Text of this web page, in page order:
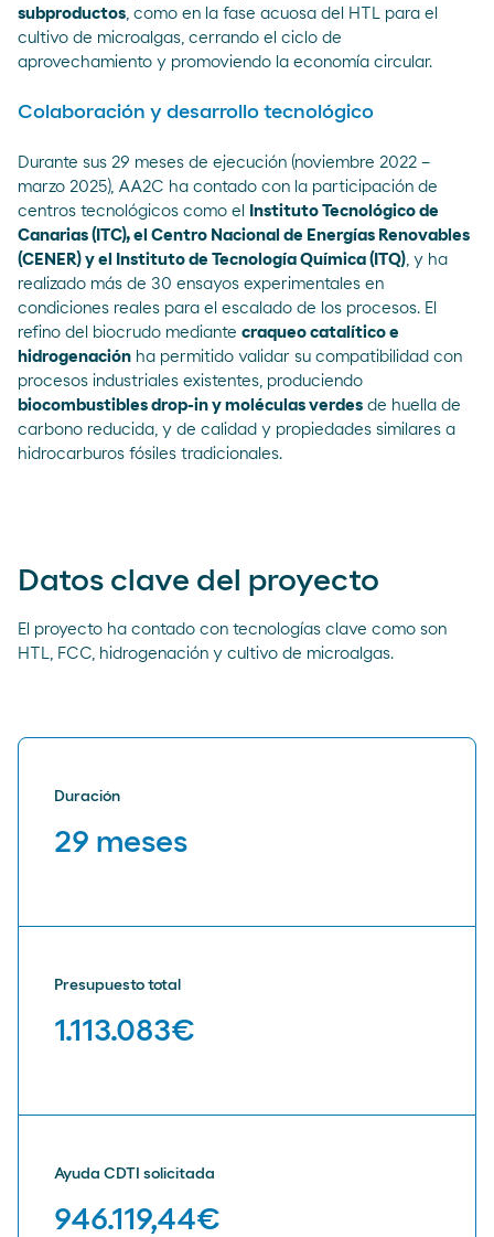
subproductos, como en la fase acuosa del HTL para el
cultivo de microalgas, cerrando el ciclo de
aprovechamiento y promoviendo la economía circular.
Colaboración y desarrollo tecnológico
Durante sus 29 meses de ejecución (noviembre 2022 –
marzo 2025), AA2C ha contado con la participación de
centros tecnológicos como el
Instituto Tecnológico de
Canarias (ITC), el Centro Nacional de Energías Renovables
(CENER) y el Instituto de Tecnología Química (ITQ), y ha
realizado más de 30 ensayos experimentales en
condiciones reales para el escalado de los procesos. El
refino del biocrudo mediante craqueo catalítico e
hidrogenación ha permitido validar su compatibilidad con
procesos industriales existentes, produciendo
biocombustibles drop-in y moléculas verdes de huella de
carbono reducida, y de calidad y propiedades similares a
hidrocarburos fósiles tradicionales.
Datos clave del proyecto
El proyecto ha contado con tecnologías clave como son
HTL, FCC, hidrogenación y cultivo de microalgas.
Duración
29 meses
Presupuesto total
1.113.083€
Ayuda CDTI solicitada
946.119,44€